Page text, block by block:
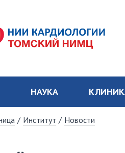
НАУКА
/ Институт / Новости